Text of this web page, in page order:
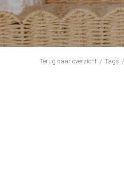
Terug naar overzicht Tags